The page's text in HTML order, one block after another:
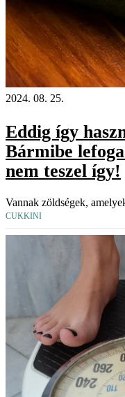
2024. 08. 25.
Eddig így
Bármibe
nem teszel így!
Vannak zöldségek,
CUKKINI